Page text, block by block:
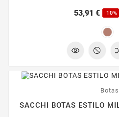
53,91 € -10%
Botas
SACCHI BOTAS ESTILO